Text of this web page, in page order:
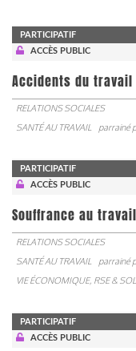
PARTICIPATIF
ACCÈS PUBLIC
Accidents du travail
RELATIONS SOCIALES
SANTÉ AU TRAVAIL
parrainé
PARTICIPATIF
ACCÈS PUBLIC
Souffrance au
RELATIONS SOCIALES
SANTÉ AU TRAVAIL
parrainé
VIE ÉCONOMIQUE, RSE &
PARTICIPATIF
ACCÈS PUBLIC